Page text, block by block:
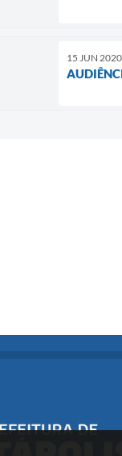
15 JUN 2020